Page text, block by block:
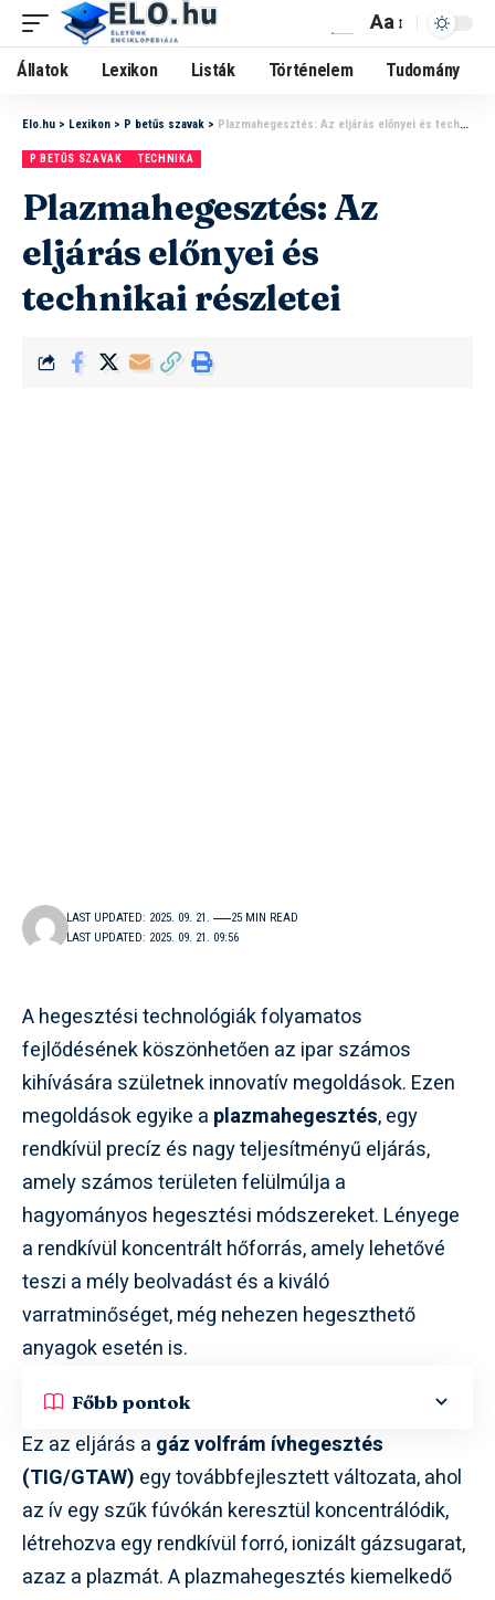
Aa
Állatok Lexikon Listák Történelem Tudomány
Elo.hu > Lexikon > P betűs szavak > Plazmahegesztés: Az eljárás előnyei és technikai részletei
P BETŰS SZAVAK TECHNIKA
Plazmahegesztés: Az
eljárás előnyei és
technikai részletei
LAST UPDATED: 2025. 09. 21. 09:56
LAST UPDATED: 2025. 09. 21. 25 MIN READ
A hegesztési technológiák folyamatos
fejlődésének köszönhetően az ipar számos
kihívására születnek innovatív megoldások. Ezen
megoldások egyike a plazmahegesztés, egy
rendkívül precíz és nagy teljesítményű eljárás,
amely számos területen felülmúlja a
hagyományos hegesztési módszereket. Lényege
a rendkívül koncentrált hőforrás, amely lehetővé
teszi a mély beolvadást és a kiváló
varratminőséget, még nehezen hegeszthető
anyagok esetén is.
Főbb pontok
Ez az eljárás a gáz volfrám ívhegesztés
(TIG/GTAW) egy továbbfejlesztett változata, ahol
az ív egy szűk fúvókán keresztül koncentrálódik,
létrehozva egy rendkívül forró, ionizált gázsugarat,
azaz a plazmát. A plazmahegesztés kiemelkedő